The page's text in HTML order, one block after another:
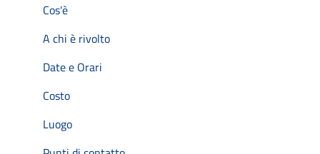
Cos'è
A chi è rivolto
Date e Orari
Costo
Luogo